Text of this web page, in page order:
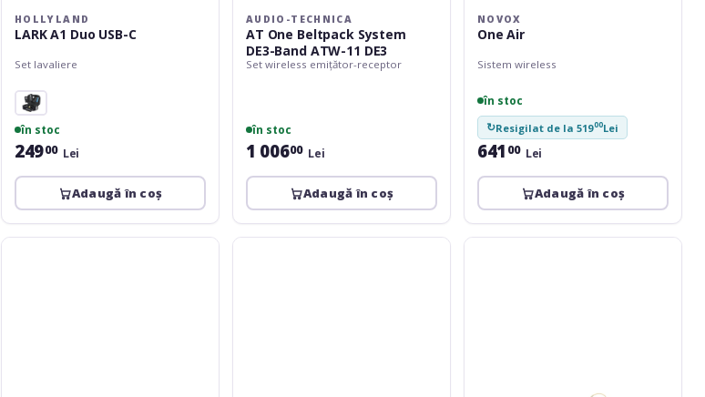
HOLLYLAND
LARK A1 Duo USB-C
Set lavaliere
în stoc
24900 Lei
Adaugă în coș
AUDIO-TECHNICA
AT One Beltpack System
DE3-Band ATW-11 DE3
Set wireless emițător-receptor
în stoc
1 00600 Lei
Adaugă în coș
NOVOX
One Air
Sistem wireless
în stoc
↻Resigilat de la 51900Lei
641 00 Lei
Adaugă în coș
Omnitronic
LD
Omnitronic